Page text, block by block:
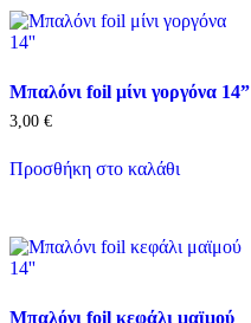
Μπαλόνι foil μίνι γοργόνα 14”
3,00 €
Προσθήκη στο καλάθι
Μπαλόνι foil κεφάλι μαϊμού